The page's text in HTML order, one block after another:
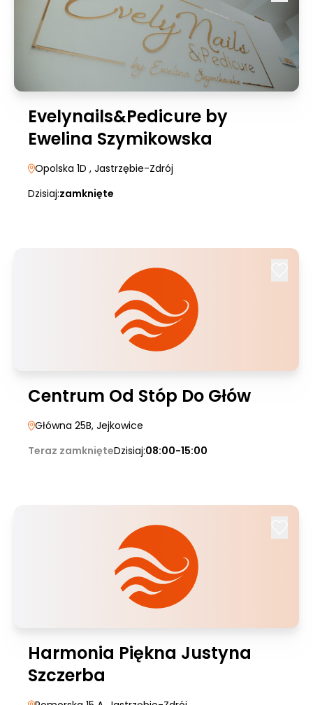
Evelynails&Pedicure by
Ewelina Szymikowska
Opolska 1D , Jastrzębie-Zdrój
Dzisiaj:zamknięte
Centrum Od Stóp Do Głów
Główna 25B, Jejkowice
Teraz zamknięteDzisiaj:08:00-15:00
Harmonia Piękna Justyna
Szczerba